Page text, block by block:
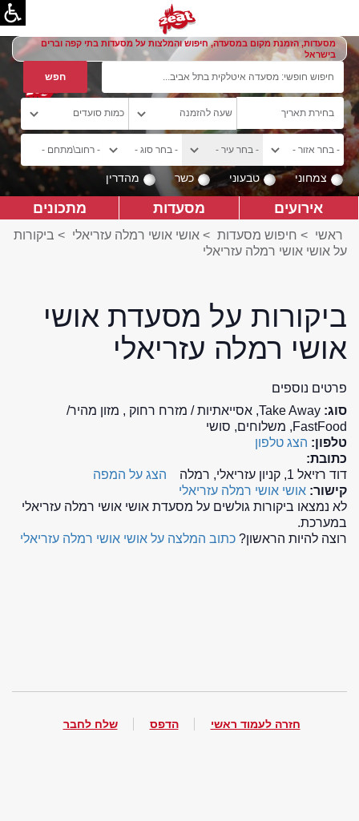
מסעדות, הזמנת מקום במסעדה, חיפוש והמלצות על מסעדות בתי קפה וברים
בישראל
צמחוני טבעוני כשר מהדרין
אירועים מסעדות מתכונים
ראשי > חיפוש מסעדות > אושי אושי רמלה עזריאלי > ביקורות
על אושי אושי רמלה עזריאלי
ביקורות על מסעדת אושי
אושי רמלה עזריאלי
פרטים נוספים
סוג:
Take Away, אסייאתיות / מזרח רחוק , מזון מהיר/
FastFood, משלוחים, סושי
טלפון: הצג טלפון
כתובת:
דוד רזיאל 1, קניון עזריאלי, רמלה
הצג על המפה
קישור: אושי אושי רמלה עזריאלי
לא נמצאו ביקורות גולשים על מסעדת אושי אושי רמלה עזריאלי
במערכת.
רוצה להיות הראשון? כתוב המלצה על אושי אושי רמלה עזריאלי
חזרה לעמוד ראשי הדפס שלח לחבר